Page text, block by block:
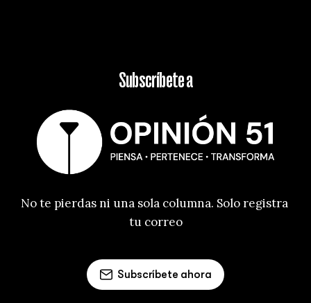
Subscríbete a
No te pierdas ni una sola columna. Solo registra
tu correo
Subscríbete ahora